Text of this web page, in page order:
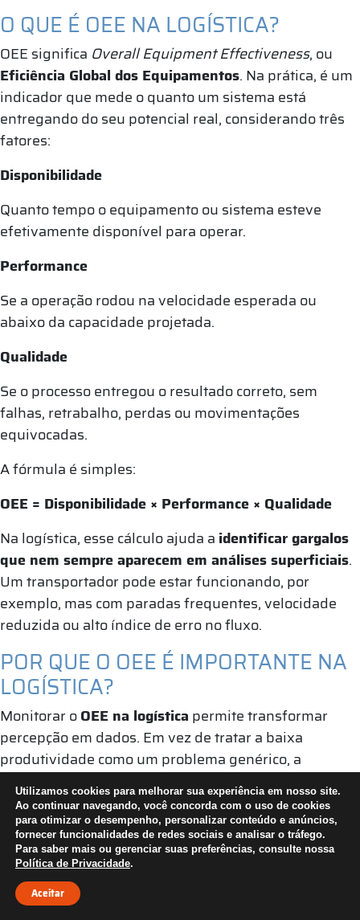
O QUE É OEE NA LOGÍSTICA?
OEE significa Overall Equipment Effectiveness, ou
Eficiência Global dos Equipamentos. Na prática, é um
indicador que mede o quanto um sistema está
entregando do seu potencial real, considerando três
fatores:
Disponibilidade
Quanto tempo o equipamento ou sistema esteve
efetivamente disponível para operar.
Performance
Se a operação rodou na velocidade esperada ou
abaixo da capacidade projetada.
Qualidade
Se o processo entregou o resultado correto, sem
falhas, retrabalho, perdas ou movimentações
equivocadas.
A fórmula é simples:
OEE = Disponibilidade × Performance × Qualidade
Na logística, esse cálculo ajuda a identificar gargalos
que nem sempre aparecem em análises superficiais.
Um transportador pode estar funcionando, por
exemplo, mas com paradas frequentes, velocidade
reduzida ou alto índice de erro no fluxo.
POR QUE O OEE É IMPORTANTE NA
LOGÍSTICA?
Monitorar oOEE na logística permite transformar
percepção em dados. Em vez de tratar a baixa
produtividade como um problema genérico, a
operação passa a entender onde está a perda.
Os principais ganhos são:
maior visibilidade sobre a eficiência real dos
ativos
redução de paradas e microparadas
Utilizamos cookies para melhorar sua experiência em nosso site.
Ao continuar navegando, você concorda com o uso de cookies
para otimizar o desempenho, personalizar conteúdo e anúncios,
fornecer funcionalidades de redes sociais e analisar o tráfego.
Para saber mais ou gerenciar suas preferências, consulte nossa
Política de Privacidade.
Aceitar